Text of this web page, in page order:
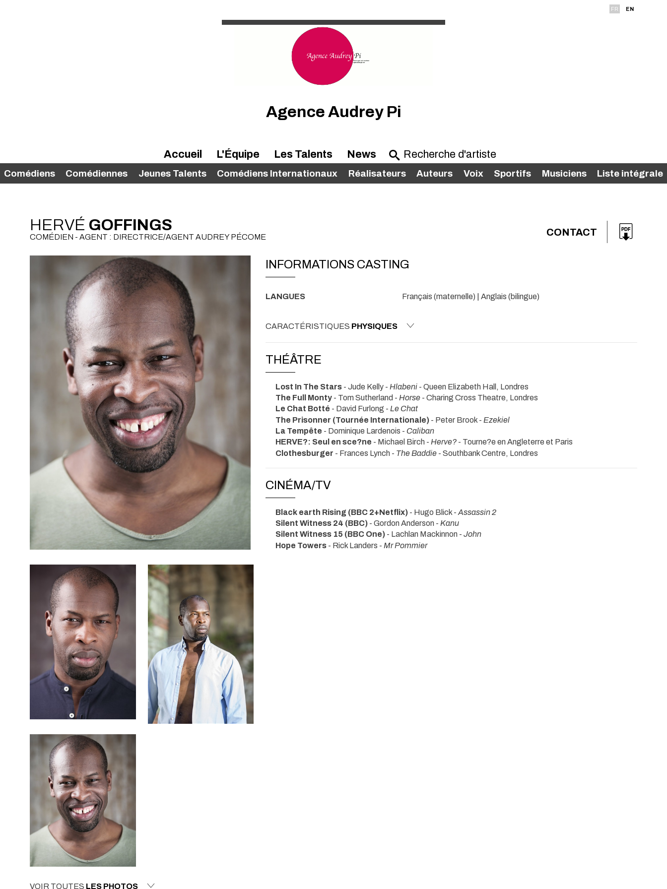
FR EN
Agence Audrey Pi
Accueil L'Équipe Les Talents
Comédiens Comédiennes Jeunes Talents Comédiens Internationaux Réalisateurs Auteurs Voix Sportifs Musiciens Liste intégrale
News
HERVÉ GOFFINGS
COMÉDIEN - AGENT : DIRECTRICE/AGENT AUDREY PÉCOME CONTACT
VOIR TOUTES LES PHOTOS
INFORMATIONS CASTING
LANGUES Français (maternelle) | Anglais (bilingue)
CARACTÉRISTIQUES PHYSIQUES
THÉÂTRE
Lost In The Stars - Jude Kelly - Hlabeni - Queen Elizabeth Hall, Londres
The Full Monty - Tom Sutherland - Horse - Charing Cross Theatre, Londres
Le Chat Botté - David Furlong - Le Chat
The Prisonner (Tournée Internationale) - Peter Brook - Ezekiel
La Tempête - Dominique Lardenois - Caliban
HERVE?: Seul en sce?ne - Michael Birch - Herve? - Tourne?e en Angleterre et Paris
Clothesburger - Frances Lynch - The Baddie - Southbank Centre, Londres
CINÉMA/TV
Black earth Rising (BBC 2+Netflix) - Hugo Blick - Assassin 2
Silent Witness 24 (BBC) - Gordon Anderson - Kanu
Silent Witness 15 (BBC One) - Lachlan Mackinnon - John
Hope Towers - Rick Landers - Mr Pommier